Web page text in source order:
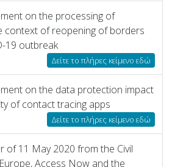
on the processing of
context of reopening of borders
19 outbreak
Δείτε το πλήρες κείμενο εδώ
on the data protection impact
of contact tracing apps
Δείτε το πλήρες κείμενο εδώ
of 11 May 2020 from the Civil
Access Now and the